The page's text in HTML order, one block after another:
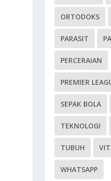
ORTODOKS
PARASIT
PERCERAIAN
PREMIER
SEPAK BOLA
TEKNOLOGI
TUBUH
WHATSAPP